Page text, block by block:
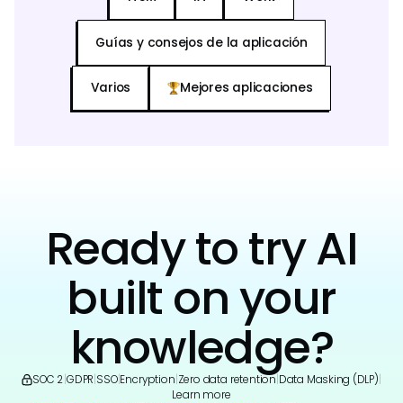
Guías y consejos de la aplicación
Varios Mejores aplicaciones
Ready to try AI
built on your
knowledge?
SOC 2 GDPR SSO|Encryption Zero data retention Data Masking (DLP)
Learn more